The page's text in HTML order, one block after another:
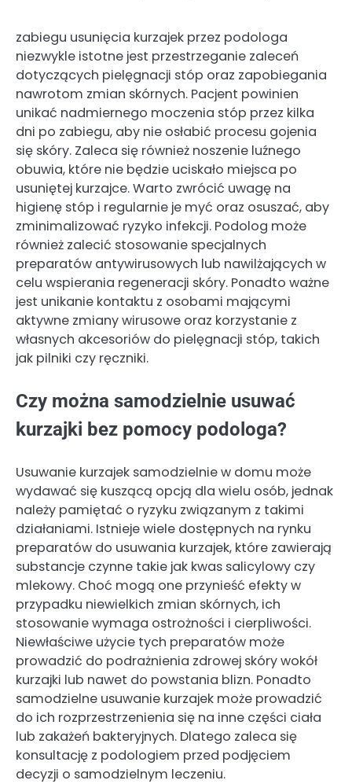
zabiegu usunięcia kurzajek przez podologa
niezwykle istotne jest przestrzeganie zaleceń
dotyczących pielęgnacji stóp oraz zapobiegania
nawrotom zmian skórnych. Pacjent powinien
unikać nadmiernego moczenia stóp przez kilka
dni po zabiegu, aby nie osłabić procesu gojenia
się skóry. Zaleca się również noszenie luźnego
obuwia, które nie będzie uciskało miejsca po
usuniętej kurzajce. Warto zwrócić uwagę na
higienę stóp i regularnie je myć oraz osuszać, aby
zminimalizować ryzyko infekcji. Podolog może
również zalecić stosowanie specjalnych
preparatów antywirusowych lub nawilżających w
celu wspierania regeneracji skóry. Ponadto ważne
jest unikanie kontaktu z osobami mającymi
aktywne zmiany wirusowe oraz korzystanie z
własnych akcesoriów do pielęgnacji stóp, takich
jak pilniki czy ręczniki.
Czy można samodzielnie usuwać
kurzajki bez pomocy podologa?
Usuwanie kurzajek samodzielnie w domu może
wydawać się kuszącą opcją dla wielu osób, jednak
należy pamiętać o ryzyku związanym z takimi
działaniami. Istnieje wiele dostępnych na rynku
preparatów do usuwania kurzajek, które zawierają
substancje czynne takie jak kwas salicylowy czy
mlekowy. Choć mogą one przynieść efekty w
przypadku niewielkich zmian skórnych, ich
stosowanie wymaga ostrożności i cierpliwości.
Niewłaściwe użycie tych preparatów może
prowadzić do podrażnienia zdrowej skóry wokół
kurzajki lub nawet do powstania blizn. Ponadto
samodzielne usuwanie kurzajek może prowadzić
do ich rozprzestrzenienia się na inne części ciała
lub zakażeń bakteryjnych. Dlatego zaleca się
konsultację z podologiem przed podjęciem
decyzji o samodzielnym leczeniu.